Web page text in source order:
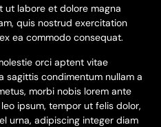
labore et dolore magna
quis nostrud exercitation
ea commodo consequat.
orci aptent vitae
sagittis condimentum nullam a
morbi nobis lorem ante
ipsum, tempor ut felis dolor,
urna, adipiscing integer diam